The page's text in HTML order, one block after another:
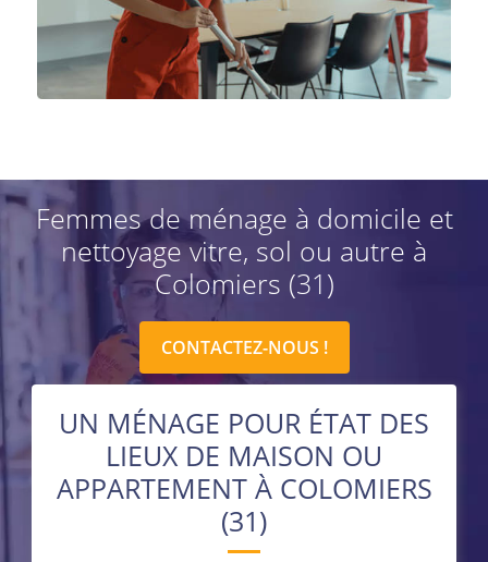
Femmes de ménage à domicile et
nettoyage vitre, sol ou autre à
Colomiers (31)
CONTACTEZ-NOUS !
UN MÉNAGE POUR ÉTAT DES
LIEUX DE MAISON OU
APPARTEMENT À COLOMIERS
(31)